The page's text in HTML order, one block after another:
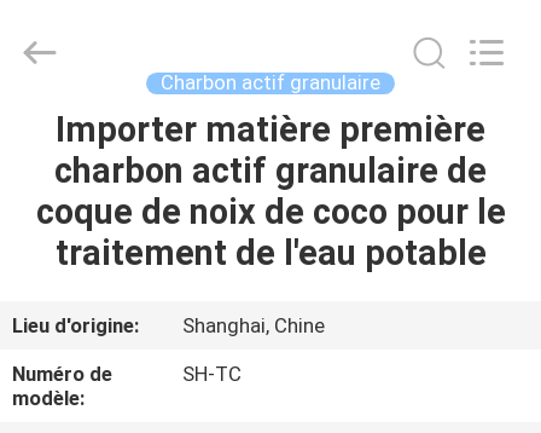
MAISON
PRODUITS
PROPOS
DE
NOUS
Activated
Carbon
Charbon actif granulaire
Importer matière première
charbon actif granulaire de
coque de noix de coco pour le
traitement de l'eau potable
Lieu d'origine:
Shanghai, Chine
Numéro de
modèle:
SH-TC